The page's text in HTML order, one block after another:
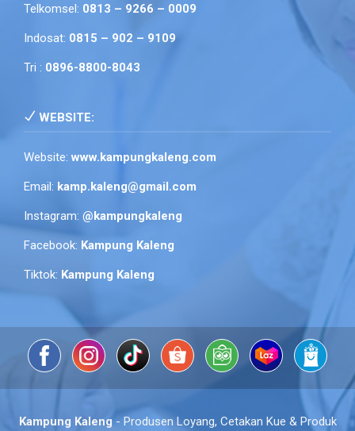
Telkomsel: 0813 – 9266 – 0009
Indosat: 0815 – 902 – 9109
Tri : 0896-8800-8043
WEBSITE:
Website: www.kampungkaleng.com
Email: kamp.kaleng@gmail.com
Instagram: @kampungkaleng
Facebook: Kampung Kaleng
Tiktok: Kampung Kaleng
Kampung Kaleng- Produsen Loyang, Cetakan Kue & Produk